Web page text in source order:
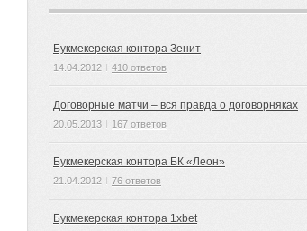
Букмекерская контора Зенит
14.04.2012 410 ответов
Договорные матчи – вся правда о договорняках
20.05.2013 167 ответов
Букмекерская контора БК «Леон»
21.04.2012 76 ответов
Букмекерская контора 1xbet